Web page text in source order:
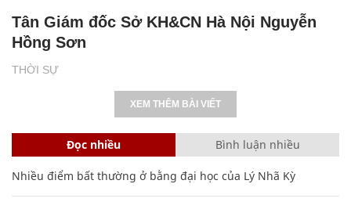
THỜI SỰ
Tân Giám đốc Sở KH&CN Hà Nội Nguyễn
Hồng Sơn
XEM THÊM BÀI VIẾT
Đọc nhiều Bình luận nhiều
Nhiều điểm bất thường ở bằng đại học của Lý Nhã Kỳ